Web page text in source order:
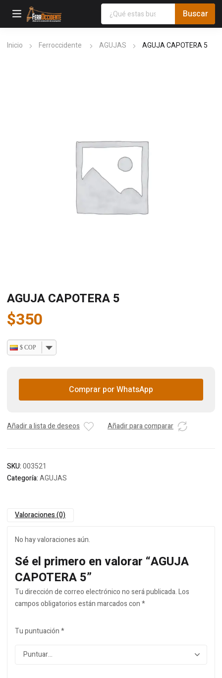
Inicio Ferroccidente AGUJAS AGUJA CAPOTERA 5
AGUJA CAPOTERA 5
$350
$ COP
Comprar por WhatsApp
Añadir a lista de deseos Añadir para comparar
SKU:003521
Categoría:AGUJAS
Valoraciones (0)
No hay valoraciones aún.
Sé el primero en valorar “AGUJA
CAPOTERA 5”
Tu dirección de correo electrónico no será publicada.Los
campos obligatorios están marcados con*
Tu puntuación*